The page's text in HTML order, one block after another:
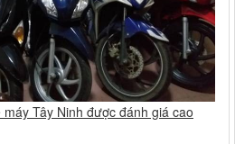
Tây Ninh được đánh giá cao